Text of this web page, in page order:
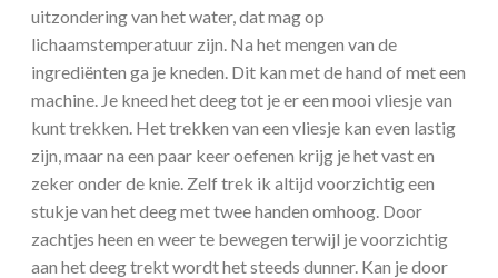
uitzondering van het water, dat mag op
lichaamstemperatuur zijn. Na het mengen van de
ingrediënten ga je kneden. Dit kan met de hand of met een
machine. Je kneed het deeg tot je er een mooi vliesje van
kunt trekken. Het trekken van een vliesje kan even lastig
zijn, maar na een paar keer oefenen krijg je het vast en
zeker onder de knie. Zelf trek ik altijd voorzichtig een
stukje van het deeg met twee handen omhoog. Door
zachtjes heen en weer te bewegen terwijl je voorzichtig
aan het deeg trekt wordt het steeds dunner. Kan je door